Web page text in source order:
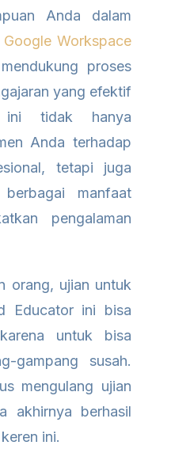
Anda dalam
Google Workspace
proses
yang efektif
tidak hanya
Anda terhadap
tetapi juga
manfaat
pengalaman
orang, ujian untuk
Educator ini bisa
untuk bisa
gampang susah.
mengulang ujian
akhirnya berhasil
ini.